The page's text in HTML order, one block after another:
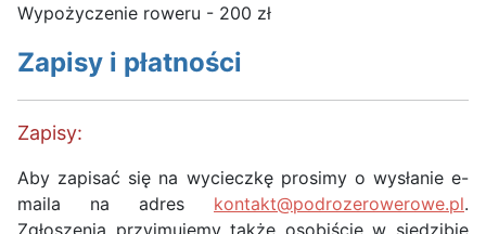
Wypożyczenie roweru - 200 zł
Zapisy i płatności
Zapisy:
Aby zapisać się na wycieczkę prosimy o wysłanie e-
maila na adres kontakt@podrozerowerowe.pl.
Zgłoszenia przyjmujemy także osobiście w siedzibie